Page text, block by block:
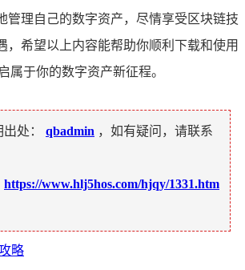
管理自己的数字资产，尽情享受区块链技
，希望以上内容能帮助你顺利下载和使用
属于你的数字资产新征程。
处： qbadmin ，如有疑问，请联系
https://www.hlj5hos.com/hjqy/1331.htm
略